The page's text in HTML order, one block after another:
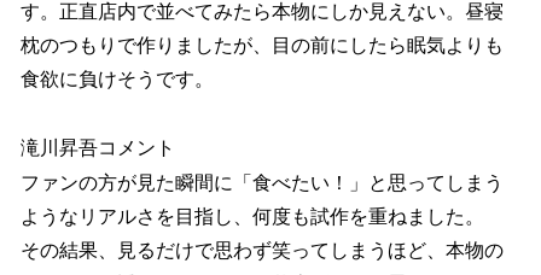
す。正直店内で並べてみたら本物にしか見えない。昼寝
枕のつもりで作りましたが、目の前にしたら眠気よりも
食欲に負けそうです。
滝川昇吾コメント
ファンの方が見た瞬間に「食べたい！」と思ってしまう
ようなリアルさを目指し、何度も試作を重ねました。
その結果、見るだけで思わず笑ってしまうほど、本物の